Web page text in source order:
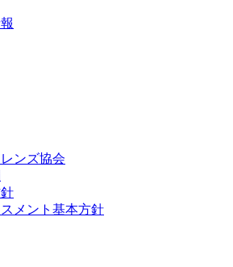
ンズ協会
メント基本方針